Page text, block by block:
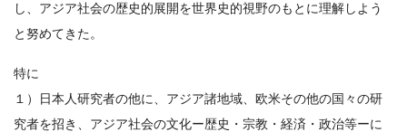
し、アジア社会の歴史的展開を世界史的視野のもとに理解しよう
と努めてきた。
特に
１）日本人研究者の他に、アジア諸地域、欧米その他の国々の研
究者を招き、アジア社会の文化ー歴史・宗教・経済・政治等ーに